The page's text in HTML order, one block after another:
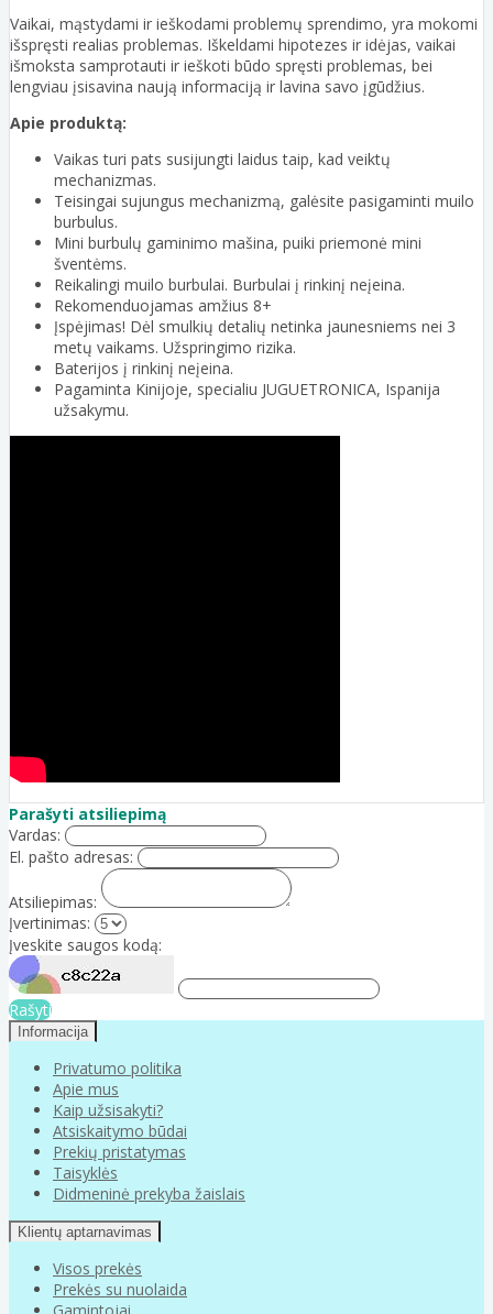
Vaikai, mąstydami ir ieškodami problemų sprendimo, yra mokomi
išspręsti realias problemas. Iškeldami hipotezes ir idėjas, vaikai
išmoksta samprotauti ir ieškoti būdo spręsti problemas, bei
lengviau įsisavina naują informaciją ir lavina savo įgūdžius.
Apie produktą:
Vaikas turi pats susijungti laidus taip, kad veiktų
mechanizmas.
Teisingai sujungus mechanizmą, galėsite pasigaminti muilo
burbulus.
Mini burbulų gaminimo mašina, puiki priemonė mini
šventėms.
Reikalingi muilo burbulai. Burbulai į rinkinį neįeina.
Rekomenduojamas amžius 8+
Įspėjimas! Dėl smulkių detalių netinka jaunesniems nei 3
metų vaikams. Užspringimo rizika.
Baterijos į rinkinį neįeina.
Pagaminta Kinijoje, specialiu JUGUETRONICA, Ispanija
užsakymu.
Parašyti atsiliepimą
Vardas:
El. pašto adresas:
Atsiliepimas:
Įvertinimas:
Įveskite saugos kodą:
Rašyti
Informacija
Privatumo politika
Apie mus
Kaip užsisakyti?
Atsiskaitymo būdai
Prekių pristatymas
Taisyklės
Didmeninė prekyba žaislais
Klientų aptarnavimas
Visos prekės
Prekės su nuolaida